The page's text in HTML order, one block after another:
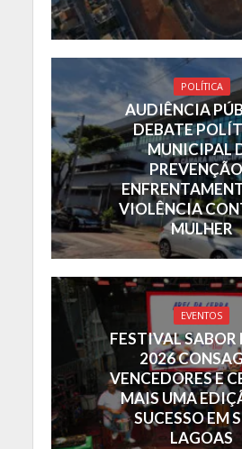
POLÍTICA
AUDIÊNCIA
DEBATE
MUNICIPAL
VIOLÊNCIA
MULHER
EVENTOS
FESTIVAL SABOR
2026
VENCEDORES E
MAIS UMA
SUCESSO EM
LAGOAS